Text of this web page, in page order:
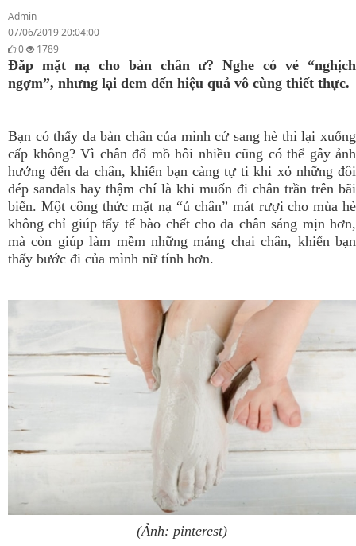
Admin
07/06/2019 20:04:00
0
1789
Đắp mặt nạ cho bàn chân ư? Nghe có vẻ “nghịch
ngợm”, nhưng lại đem đến hiệu quả vô cùng thiết thực.
Bạn có thấy da bàn chân của mình cứ sang hè thì lại xuống
cấp không? Vì chân đổ mồ hôi nhiều cũng có thể gây ảnh
hưởng đến da chân, khiến bạn càng tự ti khi xỏ những đôi
dép sandals hay thậm chí là khi muốn đi chân trần trên bãi
biển. Một công thức mặt nạ “ủ chân” mát rượi cho mùa hè
không chỉ giúp tẩy tế bào chết cho da chân sáng mịn hơn,
mà còn giúp làm mềm những mảng chai chân, khiến bạn
thấy bước đi của mình nữ tính hơn.
(Ảnh: pinterest)